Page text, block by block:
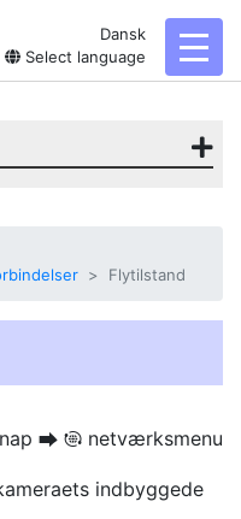
Dansk
Select language
Flytilstand
U F netværksmenu
indbyggede